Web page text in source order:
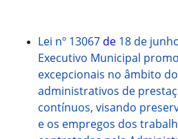
Lei nº 13067 de 18 de
Executivo Municipal
excepcionais no âmbito
administrativos de
contínuos, visando
e os empregos dos